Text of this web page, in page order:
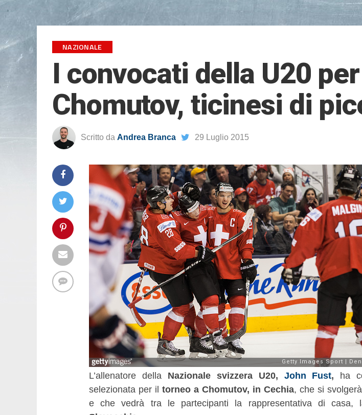
NAZIONALE
I convocati della U20
Chomutov, ticinesi di
Scritto da Andrea Branca 29 Luglio 2015
L’allenatore della Nazionale svizzera U20, John Fust, ha
selezionata per il torneo a Chomutov, in Cechia, che si svolgerà
e che vedrà tra le partecipanti la rappresentativa di casa,